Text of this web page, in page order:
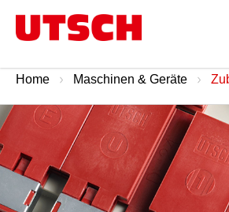
Home Maschinen & Geräte